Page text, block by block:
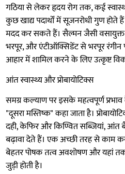
गठिया से लेकर हृदय रोग तक, कई
कुछ खाद्य पदार्थों में सूजनरोधी गुण होते
मदद कर सकते हैं। सैल्मन जैसी
भरपूर, और एंटीऑक्सिडेंट से भरपूर
आहार में शामिल करने के लिए उत्कृष्ट
आंत स्वास्थ्य और प्रोबायोटिक्स
समग्र कल्याण पर इसके महत्वपूर्ण
"दूसरा मस्तिष्क" कहा जाता है।
दही, केफिर और किण्वित सब्जियां, आंत
बढ़ावा देते हैं। एक अच्छी तरह से काम
बेहतर पोषक तत्व अवशोषण और यहां
जुड़ी होती है।